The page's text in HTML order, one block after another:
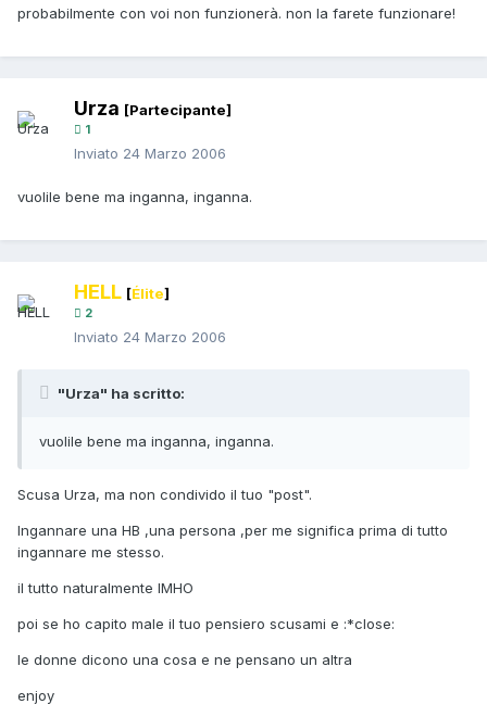
probabilmente con voi non funzionerà. non la farete funzionare!
Urza [Partecipante]
1
Inviato 24 Marzo 2006
vuolile bene ma inganna, inganna.
HELL [Élite]
2
Inviato 24 Marzo 2006
"Urza" ha scritto:
vuolile bene ma inganna, inganna.
Scusa Urza, ma non condivido il tuo "post".
Ingannare una HB ,una persona ,per me significa prima di tutto
ingannare me stesso.
il tutto naturalmente IMHO
poi se ho capito male il tuo pensiero scusami e :*close:
le donne dicono una cosa e ne pensano un altra
enjoy